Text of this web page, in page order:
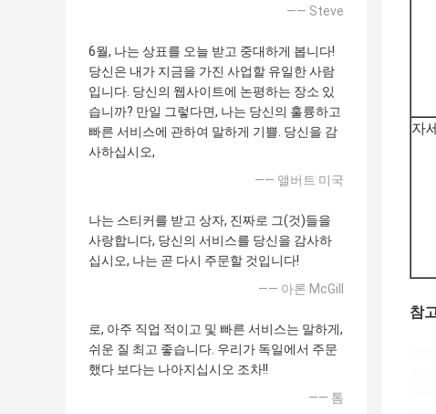
—— Steve
6월, 나는 상표를 오늘 받고 중대하게 봅니다!
당신은 내가 지금을 가진 사업할 유일한 사람
입니다. 당신의 웹사이트에 논평하는 장소 있
습니까? 만일 그렇다면, 나는 당신의 훌륭하고
빠른 서비스에 관하여 말하게 기쁠. 당신을 감
사하십시오,
—— 앨버트 미국
나는 스티커를 받고 상자, 진짜로 그(것)들을
사랑합니다, 당신의 서비스를 당신을 감사하
십시오, 나는 곧 다시 주문할 것입니다!
—— 아론 McGill
로, 아주 직업 적이고 및 빠른 서비스는 말하게,
쉬운 질 최고 좋습니다. 우리가 독일에서 주문
했다 보다는 나아지십시오 조차!!
—— 톰
자
참